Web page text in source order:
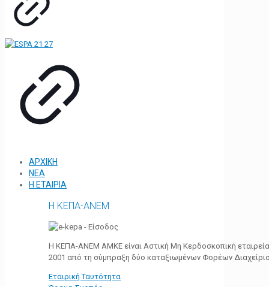
ΑΡΧΙΚΗ
ΝΕΑ
Η ΕΤΑΙΡΙΑ
Η ΚΕΠΑ-ΑΝΕΜ
Η ΚΕΠΑ-ΑΝΕΜ ΑΜΚΕ είναι Αστική Μη Κερδοσκοπική
2001 από τη σύμπραξη δύο καταξιωμένων Φορέων
Εταιρική Ταυτότητα